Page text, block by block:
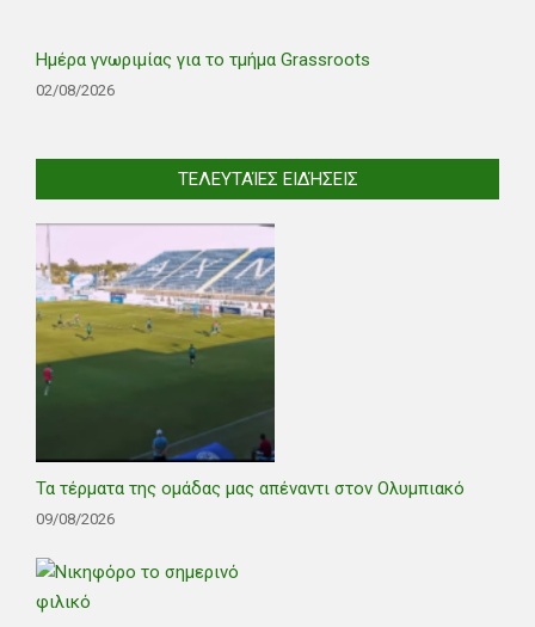
Ημέρα γνωριμίας για το τμήμα Grassroots
02/08/2026
ΤΕΛΕΥΤΑΊΕΣ ΕΙΔΉΣΕΙΣ
Τα τέρματα της ομάδας μας απέναντι στον Ολυμπιακό
09/08/2026